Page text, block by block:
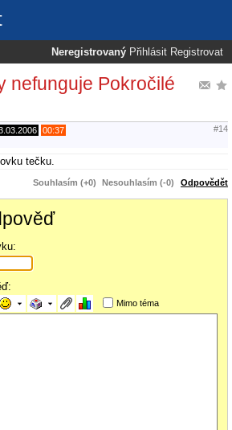
Neregistrovaný Přihlásit Registrovat
nefunguje Pokročilé
00:37 #14
tečku.
Souhlasím (+0) Nesouhlasím (-0) Odpovědět
Mimo téma